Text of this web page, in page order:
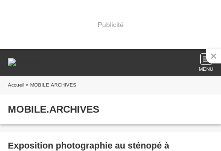
Publicité
MENU
Accueil » MOBILE.ARCHIVES
MOBILE.ARCHIVES
Exposition photographie au sténopé à